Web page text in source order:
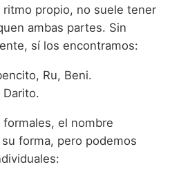
propio, no suele tener
ambas partes. Sin
sí los encontramos:
Ru, Beni.
Darito.
el nombre
forma, pero podemos